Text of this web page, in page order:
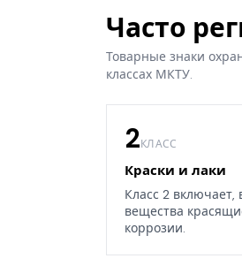
Часто
Товарные знаки
классах МКТУ.
2КЛАСС
Краски и лаки
Класс 2 включает,
вещества
коррозии.